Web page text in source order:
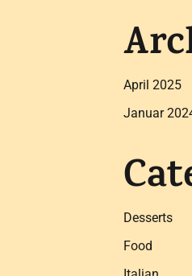
April 2025
Januar
Desserts
Food